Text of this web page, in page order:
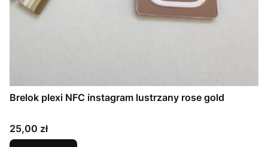
Brelok plexi NFC instagram lustrzany rose gold
Cena
25,00 zł